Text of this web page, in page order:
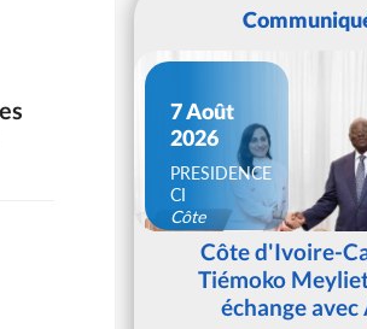
7 Août
2026
PRESIDENCE
CI
Côte
d'IvoireCôte d'Ivoire-
Tiémoko
échange avec